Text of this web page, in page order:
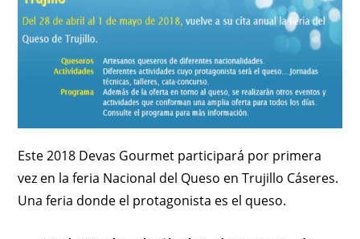
Este 2018 Devas Gourmet participará por primera
vez en la feria Nacional del Queso en Trujillo Cáseres.
Una feria donde el protagonista es el queso.